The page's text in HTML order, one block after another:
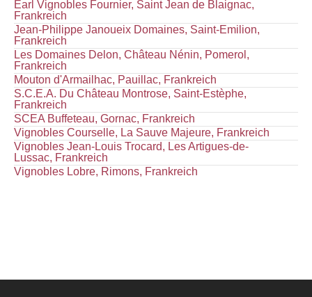
Earl Vignobles Fournier, Saint Jean de Blaignac,
Frankreich
Jean-Philippe Janoueix Domaines, Saint-Emilion,
Frankreich
Les Domaines Delon, Château Nénin, Pomerol,
Frankreich
Mouton d'Armailhac, Pauillac, Frankreich
S.C.E.A. Du Château Montrose, Saint-Estèphe,
Frankreich
SCEA Buffeteau, Gornac, Frankreich
Vignobles Courselle, La Sauve Majeure, Frankreich
Vignobles Jean-Louis Trocard, Les Artigues-de-
Lussac, Frankreich
Vignobles Lobre, Rimons, Frankreich